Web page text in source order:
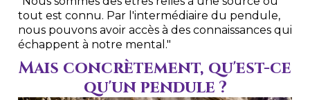
tout est connu. Par l'intermédiaire du pendule,
nous pouvons avoir accès à des connaissances qui
échappent à notre mental."
Mais concrètement, qu'est-ce
qu'un pendule ?